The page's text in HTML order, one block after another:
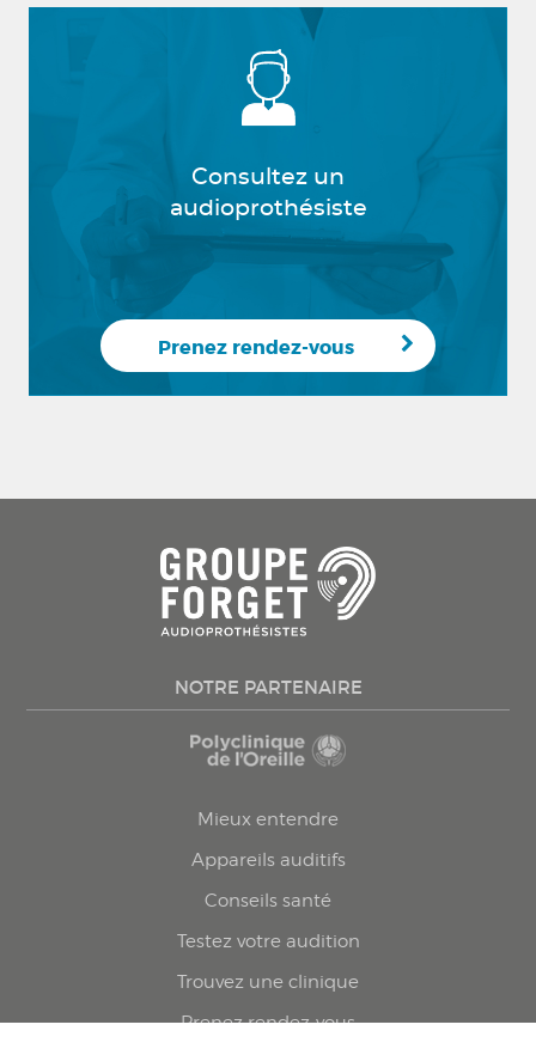
Consultez un
audioprothésiste
Prenez rendez-vous
NOTRE PARTENAIRE
Mieux entendre
Appareils auditifs
Conseils santé
Testez votre audition
Trouvez une clinique
Prenez rendez-vous